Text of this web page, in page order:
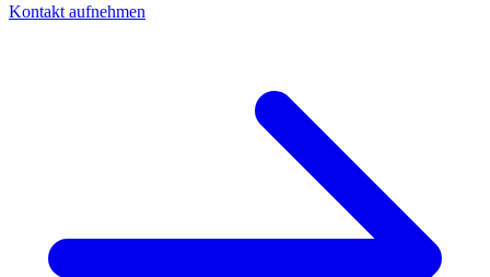
Kontakt aufnehmen